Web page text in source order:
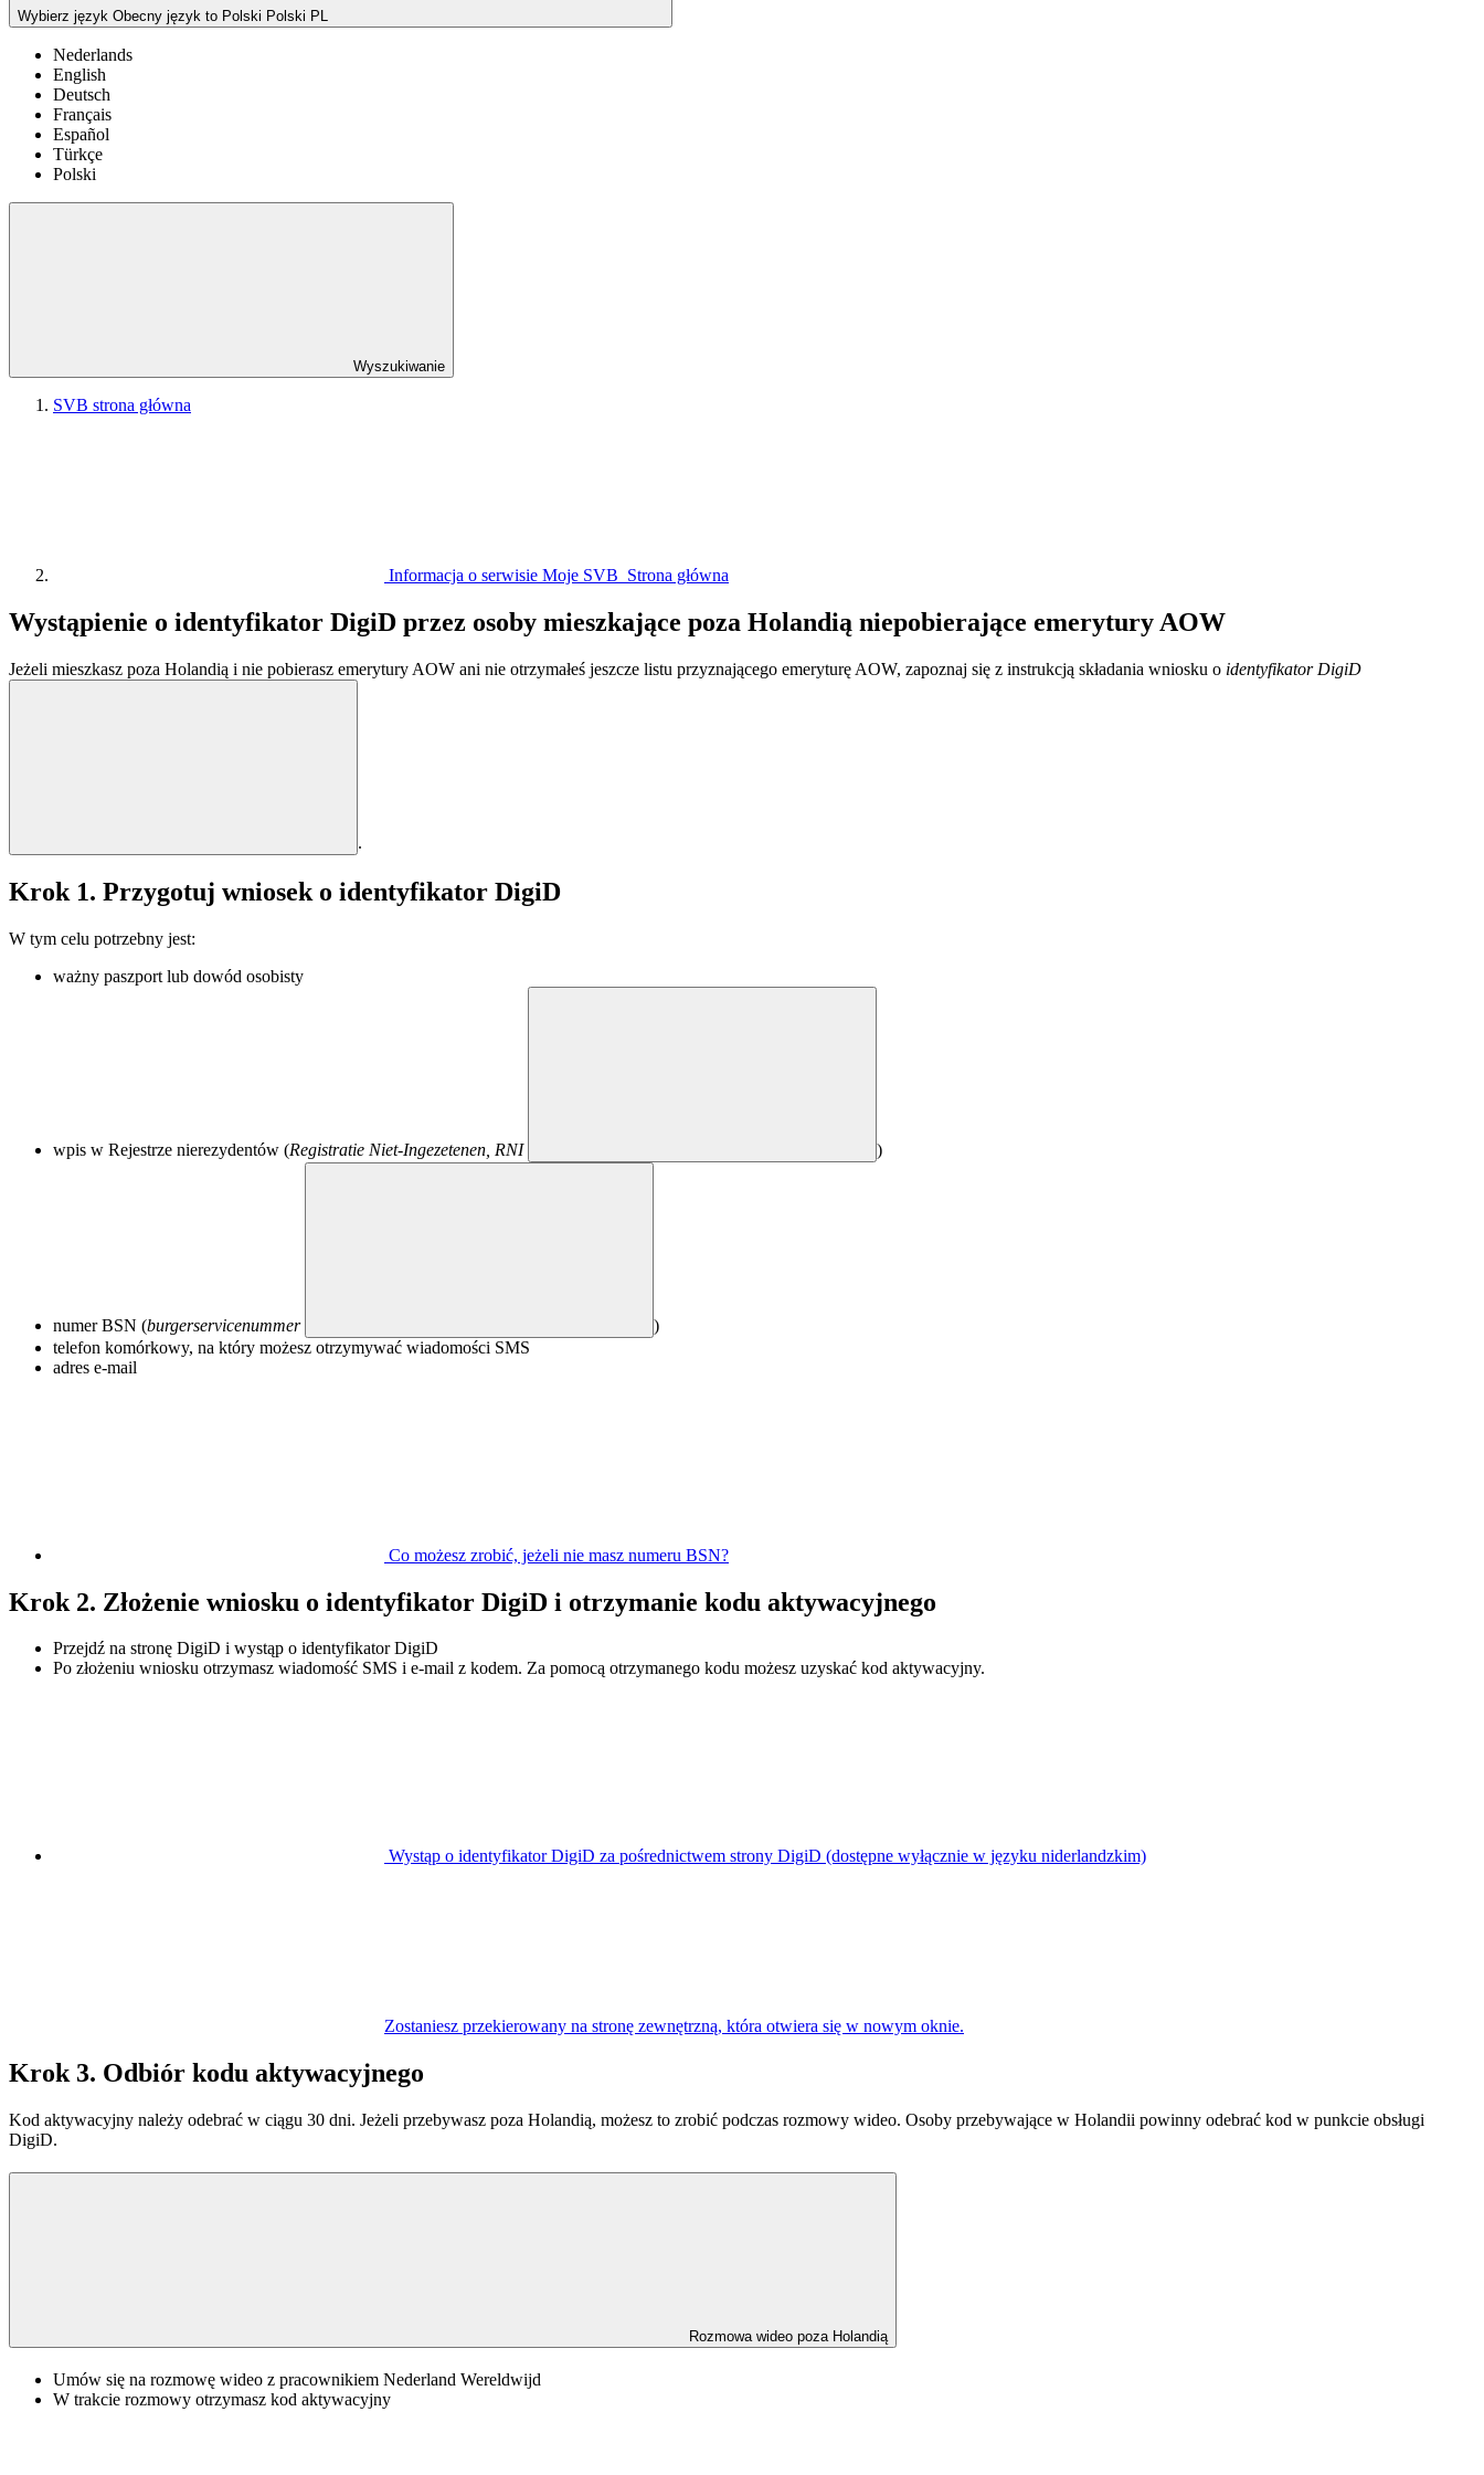
Wybierz język Obecny język to Polski Polski PL
Nederlands
English
Deutsch
Français
Español
Türkçe
Polski
Wyszukiwanie
SVB strona główna
Informacja o serwisie Moje SVB Strona główna
Wystąpienie o identyfikator DigiD przez osoby mieszkające poza Holandią niepobierające emerytury AOW
Jeżeli mieszkasz poza Holandią i nie pobierasz emerytury AOW ani nie otrzymałeś jeszcze listu przyznającego emeryturę AOW, zapoznaj się z instrukcją składania wniosku o identyfikator DigiD
.
Krok 1. Przygotuj wniosek o identyfikator DigiD
W tym celu potrzebny jest:
ważny paszport lub dowód osobisty
wpis w Rejestrze nierezydentów (Registratie Niet-Ingezetenen, RNI )
numer BSN (burgerservicenummer
)
telefon komórkowy, na który możesz otrzymywać wiadomości SMS
adres e-mail
Co możesz zrobić, jeżeli nie masz numeru BSN?
Krok 2. Złożenie wniosku o identyfikator DigiD i otrzymanie kodu aktywacyjnego
Przejdź na stronę DigiD i wystąp o identyfikator DigiD
Po złożeniu wniosku otrzymasz wiadomość SMS i e-mail z kodem. Za pomocą otrzymanego kodu możesz uzyskać kod aktywacyjny.
Wystąp o identyfikator DigiD za pośrednictwem strony DigiD (dostępne wyłącznie w języku niderlandzkim)
Zostaniesz przekierowany na stronę zewnętrzną, która otwiera się w nowym oknie.
Krok 3. Odbiór kodu aktywacyjnego
Kod aktywacyjny należy odebrać w ciągu 30 dni. Jeżeli przebywasz poza Holandią, możesz to zrobić podczas rozmowy wideo. Osoby przebywające w Holandii powinny odebrać kod w punkcie obsługi
DigiD.
Rozmowa wideo poza Holandią
Umów się na rozmowę wideo z pracownikiem Nederland Wereldwijd
W trakcie rozmowy otrzymasz kod aktywacyjny